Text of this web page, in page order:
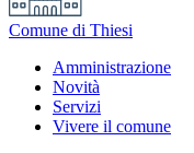
Comune di Thiesi
Amministrazione
Novità
Servizi
Vivere il comune